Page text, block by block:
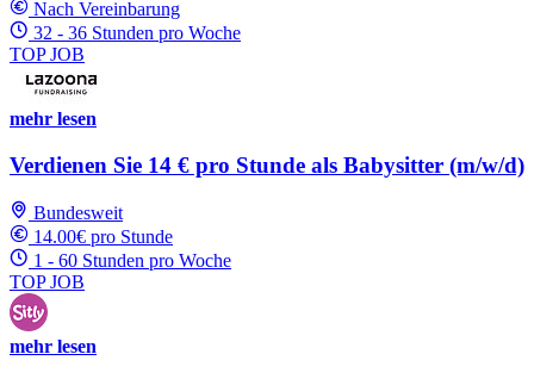
Nach Vereinbarung
32 - 36 Stunden pro Woche
TOP JOB
mehr lesen
Verdienen Sie 14 € pro Stunde als Babysitter (m/w/d)
Bundesweit
14.00€ pro Stunde
1 - 60 Stunden pro Woche
TOP JOB
mehr lesen